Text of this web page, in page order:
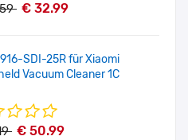
€ 32.99
SDI-25R für Xiaomi
Vacuum Cleaner 1C
€ 50.99